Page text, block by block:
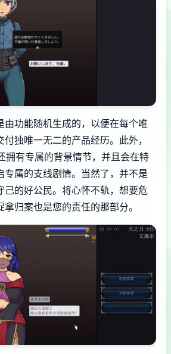
由功能随机生成的，以便在每个唯
独唯一无二的产品经历。此外，
拥有专属的背景情节，并且会在特
专属的支线剧情。当然了，并不是
己的好公民。将心怀不轨，想要危
归案也是您的责任的那部分。